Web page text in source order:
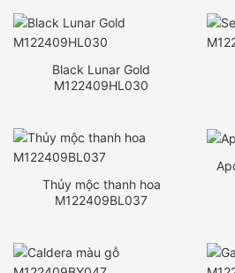
Black Lunar Gold
M122409HL030
Thủy mộc thanh hoa
M122409BL037